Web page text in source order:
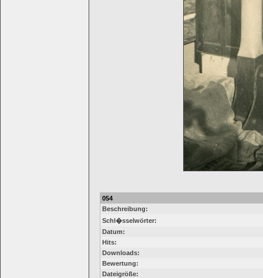
054
Beschreibung:
Schl�sselwörter:
Datum:
Hits:
Downloads:
Bewertung:
Dateigröße: